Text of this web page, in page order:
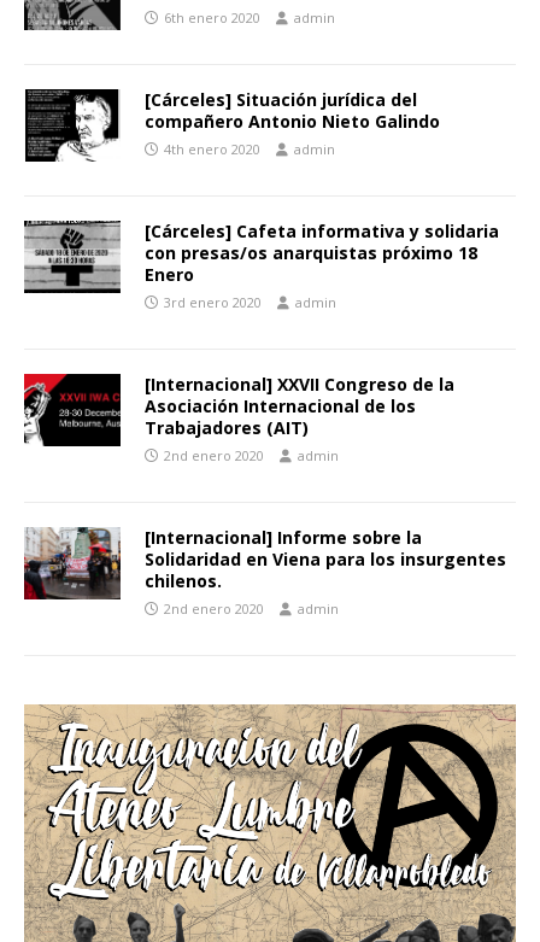
6th enero 2020 admin
[Cárceles] Situación jurídica del
compañero Antonio Nieto Galindo
4th enero 2020 admin
[Cárceles] Cafeta informativa y solidaria
con presas/os anarquistas próximo 18
Enero
3rd enero 2020 admin
[Internacional] XXVII Congreso de la
Asociación Internacional de los
Trabajadores (AIT)
2nd enero 2020 admin
[Internacional] Informe sobre la
Solidaridad en Viena para los insurgentes
chilenos.
2nd enero 2020 admin